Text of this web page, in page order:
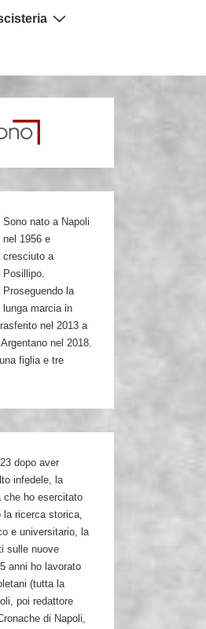
Sono nato a Napoli
nel 1956 e
cresciuto a
Posillipo.
Proseguendo la
lunga marcia in
nel 2013 a
nel 2018.
figlia e tre
dopo aver
infedele, la
che ho esercitato
la ricerca storica,
e universitario, la
sulle nuove
anni ho lavorato
(tutta la
poi redattore
di Napoli,